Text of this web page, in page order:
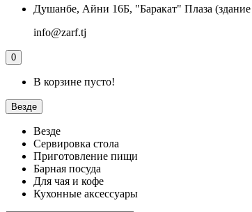
Душанбе, Айни 16Б, "Баракат" Плаза
info@zarf.tj
0
В корзине пусто!
Везде
Везде
Сервировка стола
Приготовление пищи
Барная посуда
Для чая и кофе
Кухонные аксессуары